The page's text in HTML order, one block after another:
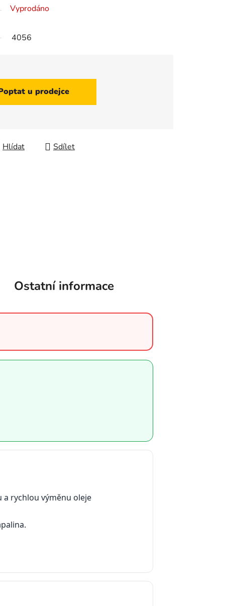
Vyprodáno
4056
u prodejce
Hlídat Sdílet
Ostatní informace
rychlou výměnu oleje